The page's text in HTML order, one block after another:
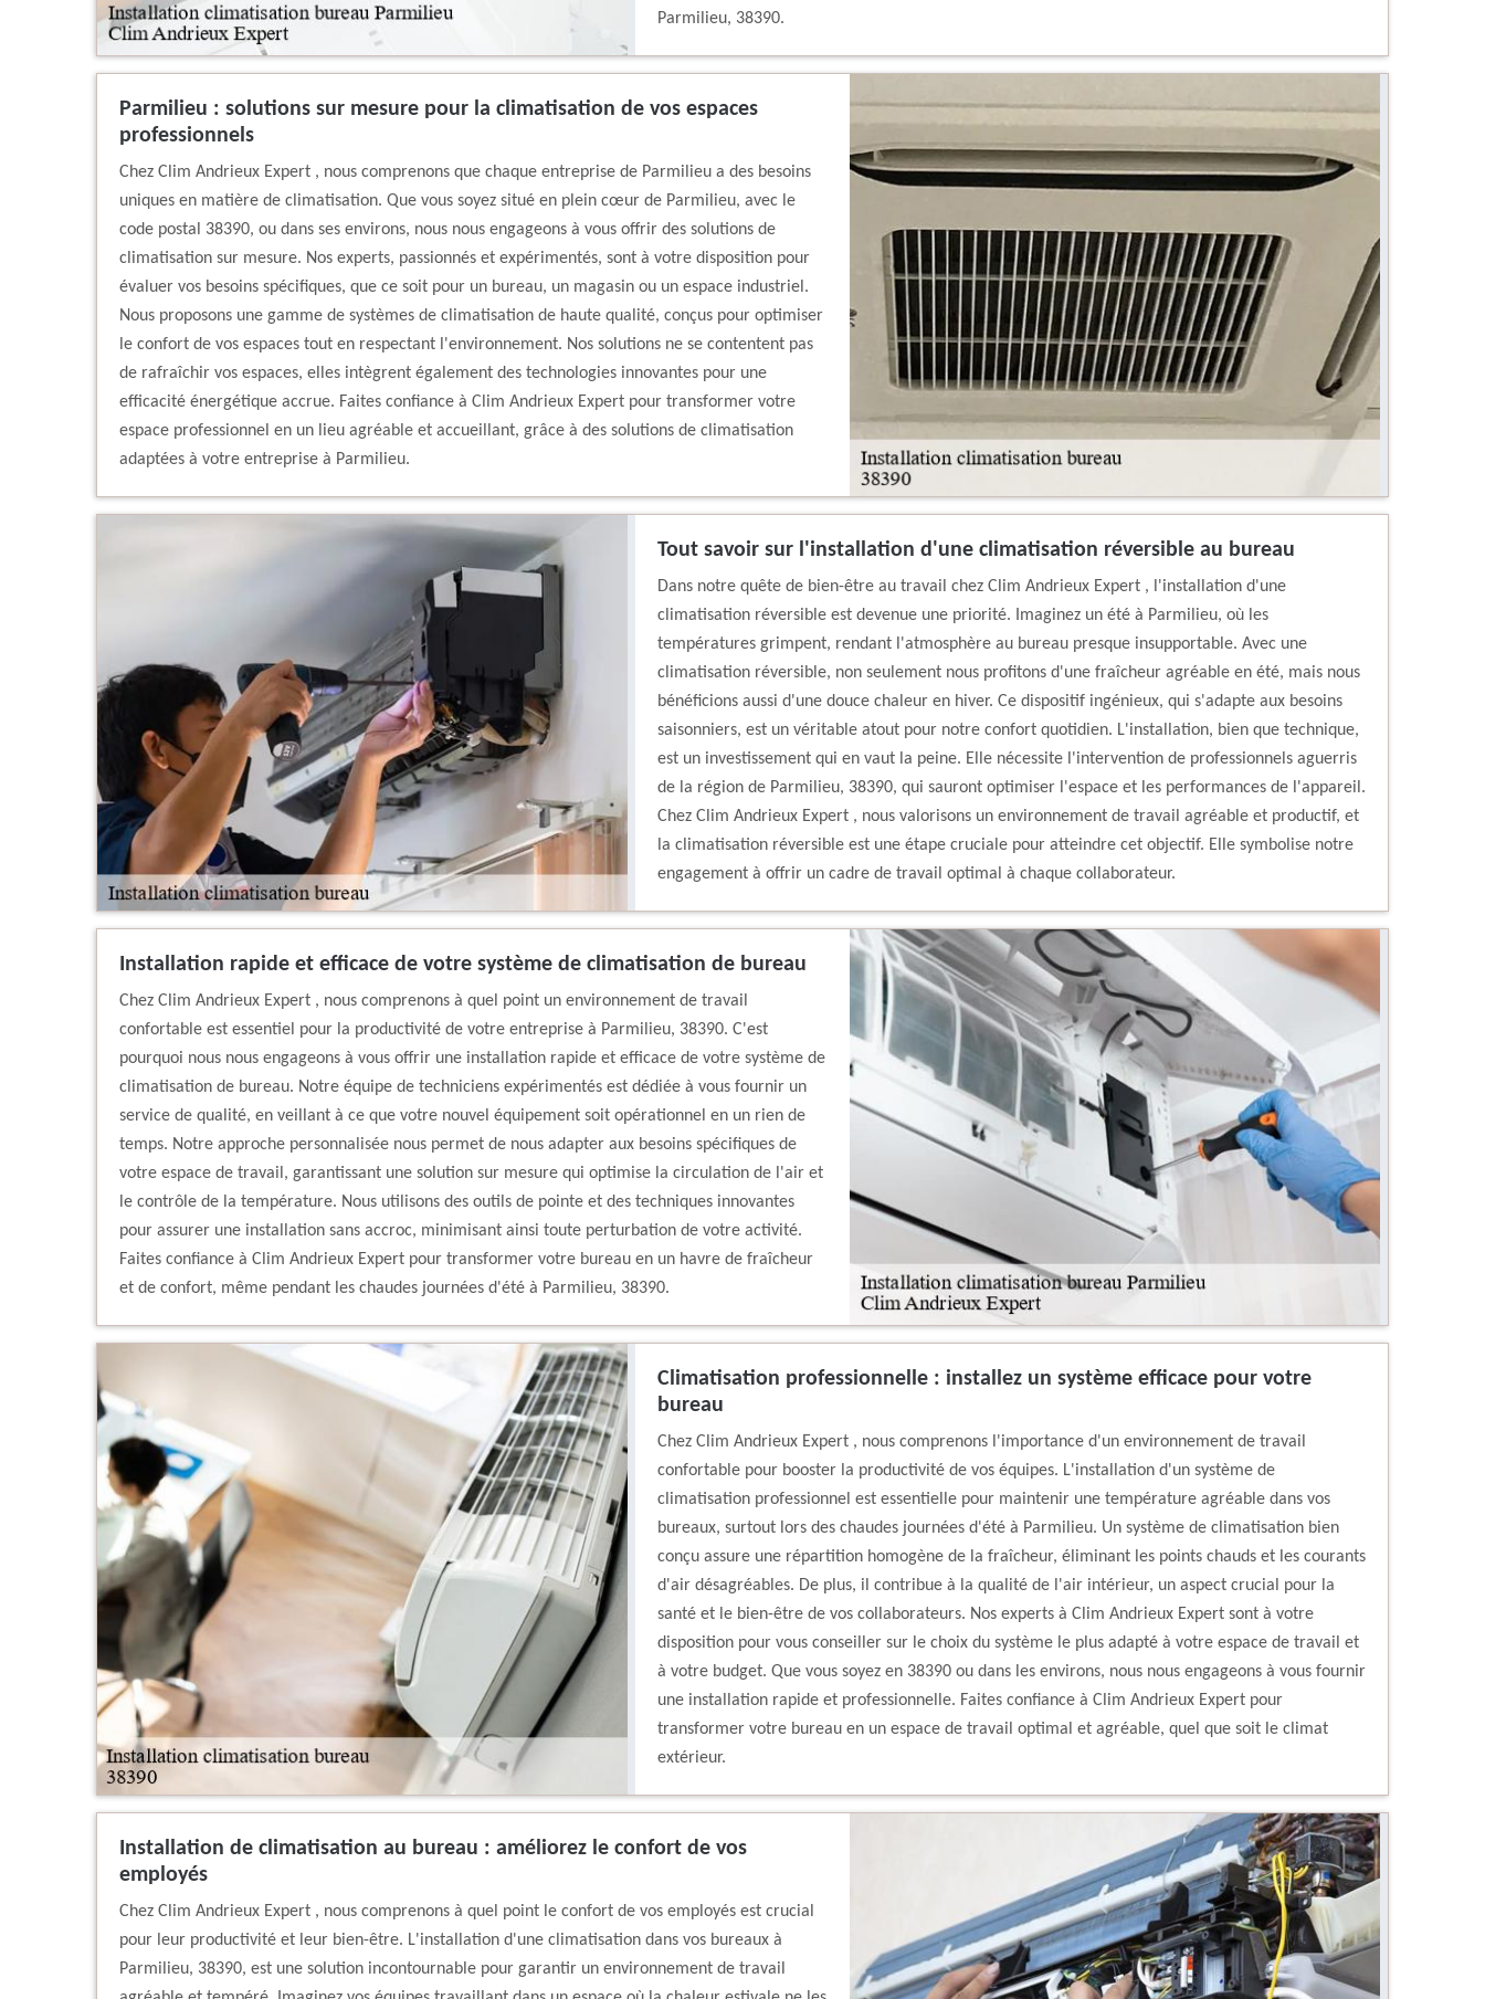
Parmilieu, 38390.
Parmilieu : solutions sur mesure pour la climatisation de vos espaces
professionnels
Chez Clim Andrieux Expert , nous comprenons que chaque entreprise de Parmilieu a des besoins
uniques en matière de climatisation. Que vous soyez situé en plein cœur de Parmilieu, avec le
code postal 38390, ou dans ses environs, nous nous engageons à vous offrir des solutions de
climatisation sur mesure. Nos experts, passionnés et expérimentés, sont à votre disposition pour
évaluer vos besoins spécifiques, que ce soit pour un bureau, un magasin ou un espace industriel.
Nous proposons une gamme de systèmes de climatisation de haute qualité, conçus pour optimiser
le confort de vos espaces tout en respectant l'environnement. Nos solutions ne se contentent pas
de rafraîchir vos espaces, elles intègrent également des technologies innovantes pour une
efficacité énergétique accrue. Faites confiance à Clim Andrieux Expert pour transformer votre
espace professionnel en un lieu agréable et accueillant, grâce à des solutions de climatisation
adaptées à votre entreprise à Parmilieu.
Tout savoir sur l'installation d'une climatisation réversible au bureau
Dans notre quête de bien-être au travail chez Clim Andrieux Expert , l'installation d'une
climatisation réversible est devenue une priorité. Imaginez un été à Parmilieu, où les
températures grimpent, rendant l'atmosphère au bureau presque insupportable. Avec une
climatisation réversible, non seulement nous profitons d'une fraîcheur agréable en été, mais nous
bénéficions aussi d'une douce chaleur en hiver. Ce dispositif ingénieux, qui s'adapte aux besoins
saisonniers, est un véritable atout pour notre confort quotidien. L'installation, bien que technique,
est un investissement qui en vaut la peine. Elle nécessite l'intervention de professionnels aguerris
de la région de Parmilieu, 38390, qui sauront optimiser l'espace et les performances de l'appareil.
Chez Clim Andrieux Expert , nous valorisons un environnement de travail agréable et productif, et
la climatisation réversible est une étape cruciale pour atteindre cet objectif. Elle symbolise notre
engagement à offrir un cadre de travail optimal à chaque collaborateur.
Installation rapide et efficace de votre système de climatisation de bureau
Chez Clim Andrieux Expert , nous comprenons à quel point un environnement de travail
confortable est essentiel pour la productivité de votre entreprise à Parmilieu, 38390. C'est
pourquoi nous nous engageons à vous offrir une installation rapide et efficace de votre système de
climatisation de bureau. Notre équipe de techniciens expérimentés est dédiée à vous fournir un
service de qualité, en veillant à ce que votre nouvel équipement soit opérationnel en un rien de
temps. Notre approche personnalisée nous permet de nous adapter aux besoins spécifiques de
votre espace de travail, garantissant une solution sur mesure qui optimise la circulation de l'air et
le contrôle de la température. Nous utilisons des outils de pointe et des techniques innovantes
pour assurer une installation sans accroc, minimisant ainsi toute perturbation de votre activité.
Faites confiance à Clim Andrieux Expert pour transformer votre bureau en un havre de fraîcheur
et de confort, même pendant les chaudes journées d'été à Parmilieu, 38390.
Climatisation professionnelle : installez un système efficace pour votre
bureau
Chez Clim Andrieux Expert , nous comprenons l'importance d'un environnement de travail
confortable pour booster la productivité de vos équipes. L'installation d'un système de
climatisation professionnel est essentielle pour maintenir une température agréable dans vos
bureaux, surtout lors des chaudes journées d'été à Parmilieu. Un système de climatisation bien
conçu assure une répartition homogène de la fraîcheur, éliminant les points chauds et les courants
d'air désagréables. De plus, il contribue à la qualité de l'air intérieur, un aspect crucial pour la
santé et le bien-être de vos collaborateurs. Nos experts à Clim Andrieux Expert sont à votre
disposition pour vous conseiller sur le choix du système le plus adapté à votre espace de travail et
à votre budget. Que vous soyez en 38390 ou dans les environs, nous nous engageons à vous fournir
une installation rapide et professionnelle. Faites confiance à Clim Andrieux Expert pour
transformer votre bureau en un espace de travail optimal et agréable, quel que soit le climat
extérieur.
Installation de climatisation au bureau : améliorez le confort de vos
employés
Chez Clim Andrieux Expert , nous comprenons à quel point le confort de vos employés est crucial
pour leur productivité et leur bien-être. L'installation d'une climatisation dans vos bureaux à
Parmilieu, 38390, est une solution incontournable pour garantir un environnement de travail